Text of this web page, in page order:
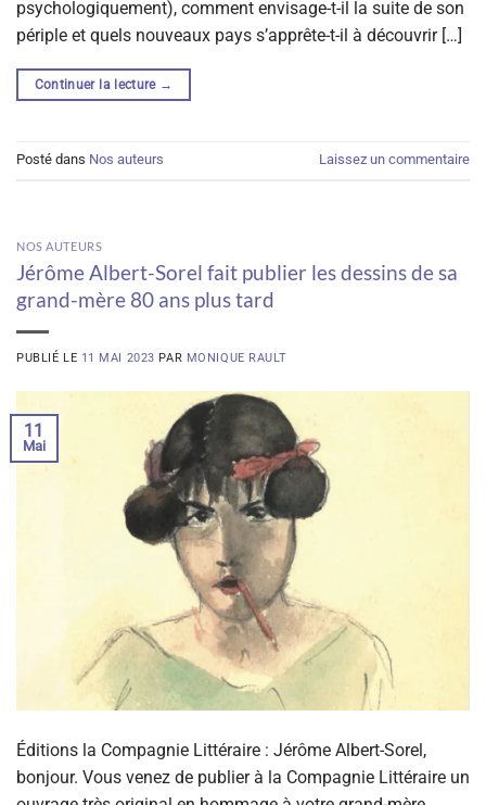
psychologiquement), comment envisage-t-il la suite de son
périple et quels nouveaux pays s’apprête-t-il à découvrir […]
Continuer la lecture →
Posté dans Nos auteurs Laissez un commentaire
NOS AUTEURS
Jérôme Albert-Sorel fait publier les dessins de sa
grand-mère 80 ans plus tard
PUBLIÉ LE 11 MAI 2023 PAR MONIQUE RAULT
11
Mai
Éditions la Compagnie Littéraire : Jérôme Albert-Sorel,
bonjour. Vous venez de publier à la Compagnie Littéraire un